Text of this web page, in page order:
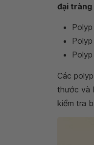
đại tràng
Các
thước và
kiểm tra